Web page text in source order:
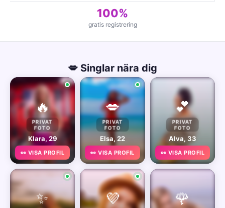
100%
gratis registrering
💋 Singlar nära dig
🔥
PRIVAT
FOTO
Klara, 29
👀 VISA PROFIL
💋
PRIVAT
FOTO
Elsa, 22
👀 VISA PROFIL
💕
PRIVAT
FOTO
Alva, 33
👀 VISA PROFIL
✨ 💜 🌹